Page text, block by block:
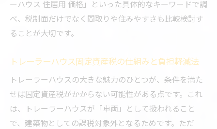
ーハウス 住居用 価格」といった具体的なキーワードで調
べ、税制面だけでなく間取りや住みやすさも比較検討す
ることが大切です。
トレーラーハウス固定資産税の仕組みと負担軽減法
トレーラーハウスの大きな魅力のひとつが、条件を満た
せば固定資産税がかからない可能性がある点です。これ
は、トレーラーハウスが「車両」として扱われること
で、建築物としての課税対象外となるためです。ただ